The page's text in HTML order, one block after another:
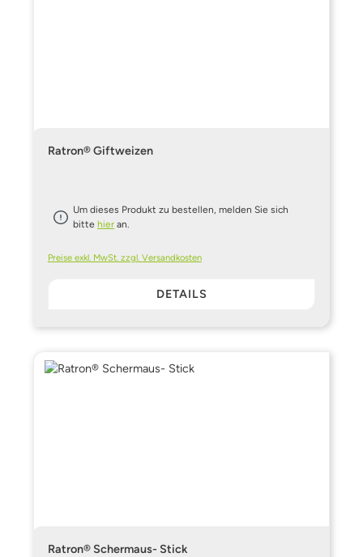
Ratron® Giftweizen
Um dieses Produkt zu bestellen, melden Sie sich
bitte hier an.
Preise exkl. MwSt. zzgl. Versandkosten
DETAILS
Ratron® Schermaus- Stick